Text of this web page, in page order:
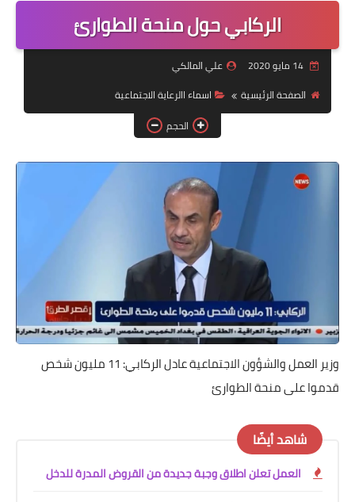
اخبار وزارة العمل وهيئة
قسم التطبيقات
قطع الاراضي
الربح من الانترنت
الركابي حول منحة الطوارئ
14 مايو 2020
علي المالكي
الصفحة الرئيسية
اسماء االرعاية الاجتماعية
الحجم
وزير العمل والشؤون الاجتماعية عادل الركابي: 11 مليون شخص
قدموا على منحة الطوارئ
شاهد أيضًا
العمل تعلن اطلاق وجبة جديدة من القروض المدرة للدخل